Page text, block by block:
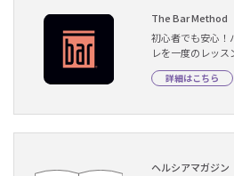
The Bar Method
初心者でも安心！
レを一度のレッス
詳細はこちら
ヘルシアマガジン